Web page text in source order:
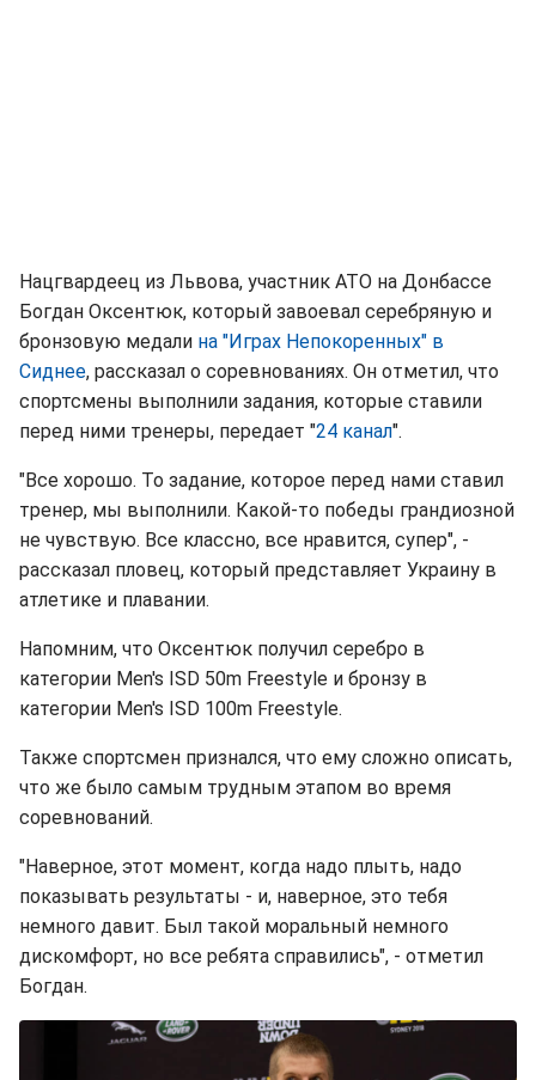
Нацгвардеец из Львова, участник АТО на Донбассе
Богдан Оксентюк, который завоевал серебряную и
бронзовую медали на "Играх Непокоренных" в
Сиднее, рассказал о соревнованиях. Он отметил, что
спортсмены выполнили задания, которые ставили
перед ними тренеры, передает "24 канал".
"Все хорошо. То задание, которое перед нами ставил
тренер, мы выполнили. Какой-то победы грандиозной
не чувствую. Все классно, все нравится, супер", -
рассказал пловец, который представляет Украину в
атлетике и плавании.
Напомним, что Оксентюк получил серебро в
категории Men's ISD 50m Freestyle и бронзу в
категории Men's ISD 100m Freestyle.
Также спортсмен признался, что ему сложно описать,
что же было самым трудным этапом во время
соревнований.
"Наверное, этот момент, когда надо плыть, надо
показывать результаты - и, наверное, это тебя
немного давит. Был такой моральный немного
дискомфорт, но все ребята справились", - отметил
Богдан.